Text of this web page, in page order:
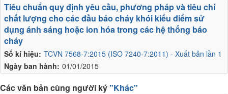
Số kí hiệu: TCVN 7568-7:2015 (ISO 7240-7:2011) - Xuất bản lần 1
Ngày ban hành: 01/01/2015
Tiêu chuẩn quy định yêu cầu, phương pháp và tiêu chí
chất lượng cho các đầu báo cháy khói kiểu điểm sử
dụng ánh sáng hoặc ion hóa trong các hệ thống báo
cháy
Các văn bản cùng người ký"Khác"